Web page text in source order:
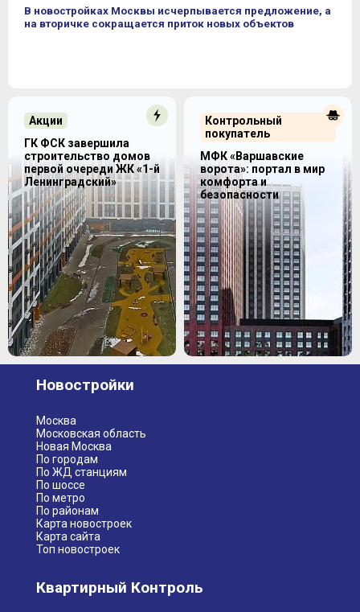
В новостройках Москвы исчерпывается предложение, а
на вторичке сокращается приток новых объектов
Контрольный
покупатель
МФК «Варшавские
ворота»: портал в мир
комфорта и
безопасности
Акции
ГК ФСК завершила
строительство домов
первой очереди ЖК «1-й
Ленинградский»
Новостройки
Москва
Московская область
Новая Москва
По городам
По ЖД станциям
По шоссе
По метро
По районам
Карта новостроек
Карта сайта
Топ новостроек
Квартирный Контроль